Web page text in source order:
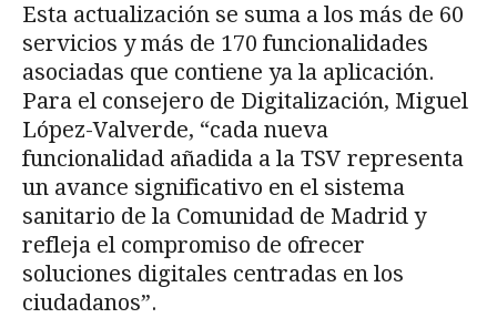
Esta actualización se suma a los más de 60
servicios y más de 170 funcionalidades
asociadas que contiene ya la aplicación.
Para el consejero de Digitalización, Miguel
López-Valverde, “cada nueva
funcionalidad añadida a la TSV representa
un avance significativo en el sistema
sanitario de la Comunidad de Madrid y
refleja el compromiso de ofrecer
soluciones digitales centradas en los
ciudadanos”.